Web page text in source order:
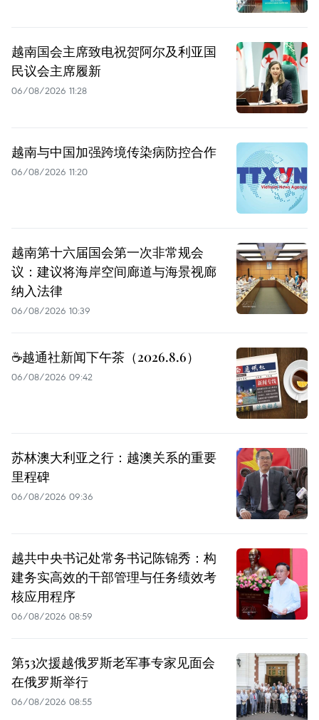
越南国会主席致电祝贺阿尔及利亚国
民议会主席履新
06/08/2026 11:28
越南与中国加强跨境传染病防控合作
06/08/2026 11:20
越南第十六届国会第一次非常规会
议：建议将海岸空间廊道与海景视廊
纳入法律
06/08/2026 10:39
☕️越通社新闻下午茶（2026.8.6）
06/08/2026 09:42
苏林澳大利亚之行：越澳关系的重要
里程碑
06/08/2026 09:36
越共中央书记处常务书记陈锦秀：构
建务实高效的干部管理与任务绩效考
核应用程序
06/08/2026 08:59
第53次援越俄罗斯老军事专家见面会
在俄罗斯举行
06/08/2026 08:55